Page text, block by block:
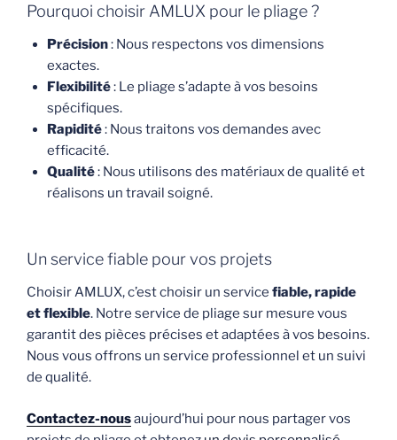
Pourquoi choisir AMLUX pour le pliage ?
Précision: Nous respectons vos dimensions
exactes.
Flexibilité: Le pliage s’adapte à vos besoins
spécifiques.
Rapidité: Nous traitons vos demandes avec
efficacité.
Qualité: Nous utilisons des matériaux de qualité et
réalisons un travail soigné.
Un service fiable pour vos projets
Choisir AMLUX, c’est choisir un service fiable, rapide
et flexible. Notre service de pliage sur mesure vous
garantit des pièces précises et adaptées à vos besoins.
Nous vous offrons un service professionnel et un suivi
de qualité.
Contactez-nousaujourd’hui pour nous partager vos